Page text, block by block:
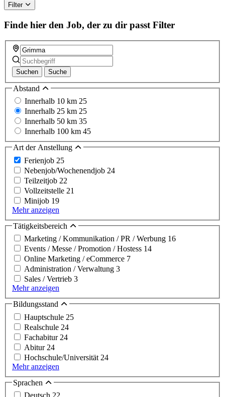
Filter
Finde hier den Job, der zu dir passt Filter
Suchen Suche
Abstand
Innerhalb 10 km 25
Innerhalb 25 km 25
Innerhalb 50 km 35
Innerhalb 100 km 45
Art der Anstellung
Ferienjob 25
Nebenjob/Wochenendjob 24
Teilzeitjob 22
Vollzeitstelle 21
Minijob 19
Mehr anzeigen
Tätigkeitsbereich
Marketing / Kommunikation / PR / Werbung 16
Events / Messe / Promotion / Hostess 14
Online Marketing / eCommerce 7
Administration / Verwaltung 3
Sales / Vertrieb 3
Mehr anzeigen
Bildungsstand
Hauptschule 25
Realschule 24
Fachabitur 24
Abitur 24
Hochschule/Universität 24
Mehr anzeigen
Sprachen